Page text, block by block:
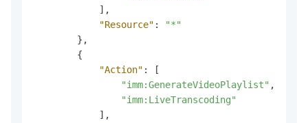
] ,
"Resource" :
"*"
} ,
{
"Action" :
[
"imm:GenerateVideoPlaylist" ,
"imm:LiveTranscoding"
] ,